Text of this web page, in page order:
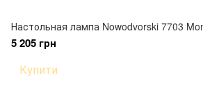
Настольная лампа Nowodvorski 7703
5 205 грн
Купити